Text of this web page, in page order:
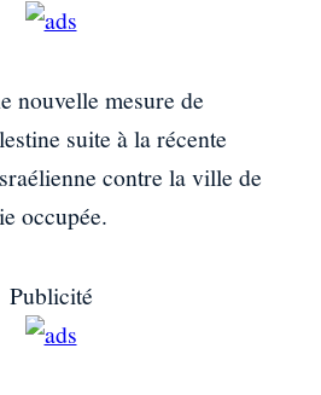
nouvelle mesure de
suite à la récente
contre la ville de
occupée.
Publicité